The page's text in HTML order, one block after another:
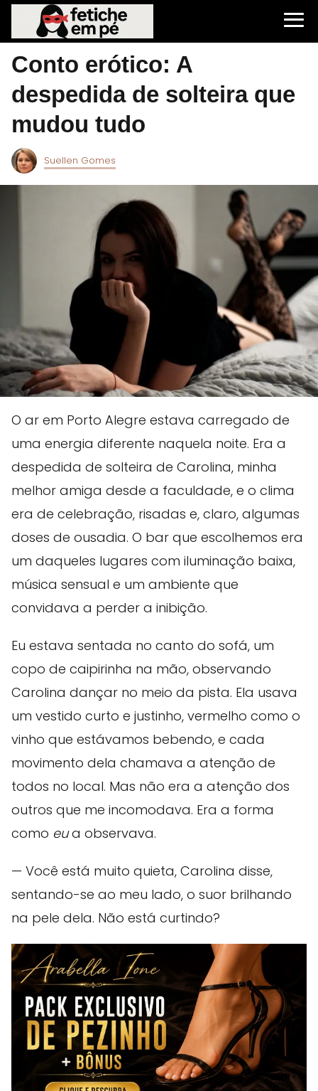
Conto erótico: A
despedida de solteira que
mudou tudo
Suellen Gomes
O ar em Porto Alegre estava carregado de
uma energia diferente naquela noite. Era a
despedida de solteira de Carolina, minha
melhor amiga desde a faculdade, e o clima
era de celebração, risadas e, claro, algumas
doses de ousadia. O bar que escolhemos era
um daqueles lugares com iluminação baixa,
música sensual e um ambiente que
convidava a perder a inibição.
Eu estava sentada no canto do sofá, um
copo de caipirinha na mão, observando
Carolina dançar no meio da pista. Ela usava
um vestido curto e justinho, vermelho como o
vinho que estávamos bebendo, e cada
movimento dela chamava a atenção de
todos no local. Mas não era a atenção dos
outros que me incomodava. Era a forma
como eua observava.
— Você está muito quieta, Carolina disse,
sentando-se ao meu lado, o suor brilhando
na pele dela. Não está curtindo?